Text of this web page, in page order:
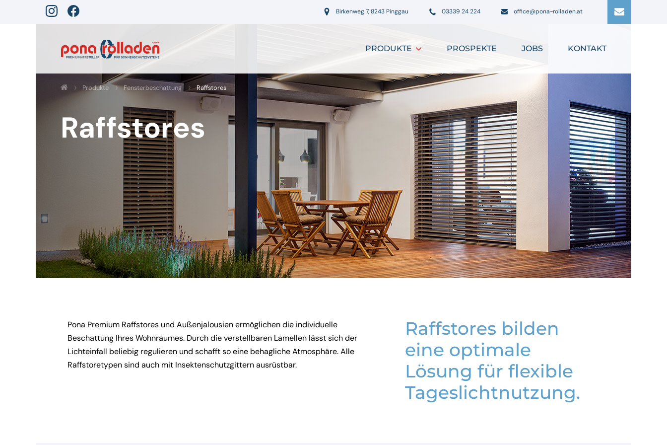
office@pona-rolladen.at
03339 24 224
Birkenweg 7, 8243 Pinggau
KONTAKT
JOBS
PROSPEKTE
PRODUKTE
Produkte Fensterbeschattung Raffstores
Raffstores
Pona Premium Raffstores und Außenjalousien ermöglichen die individuelle
Beschattung Ihres Wohnraumes. Durch die verstellbaren Lamellen lässt sich der
Lichteinfall beliebig regulieren und schafft so eine behagliche Atmosphäre. Alle
Raffstoretypen sind auch mit Insektenschutzgittern ausrüstbar.
Raffstores bilden
eine optimale
Lösung für flexible
Tageslichtnutzung.